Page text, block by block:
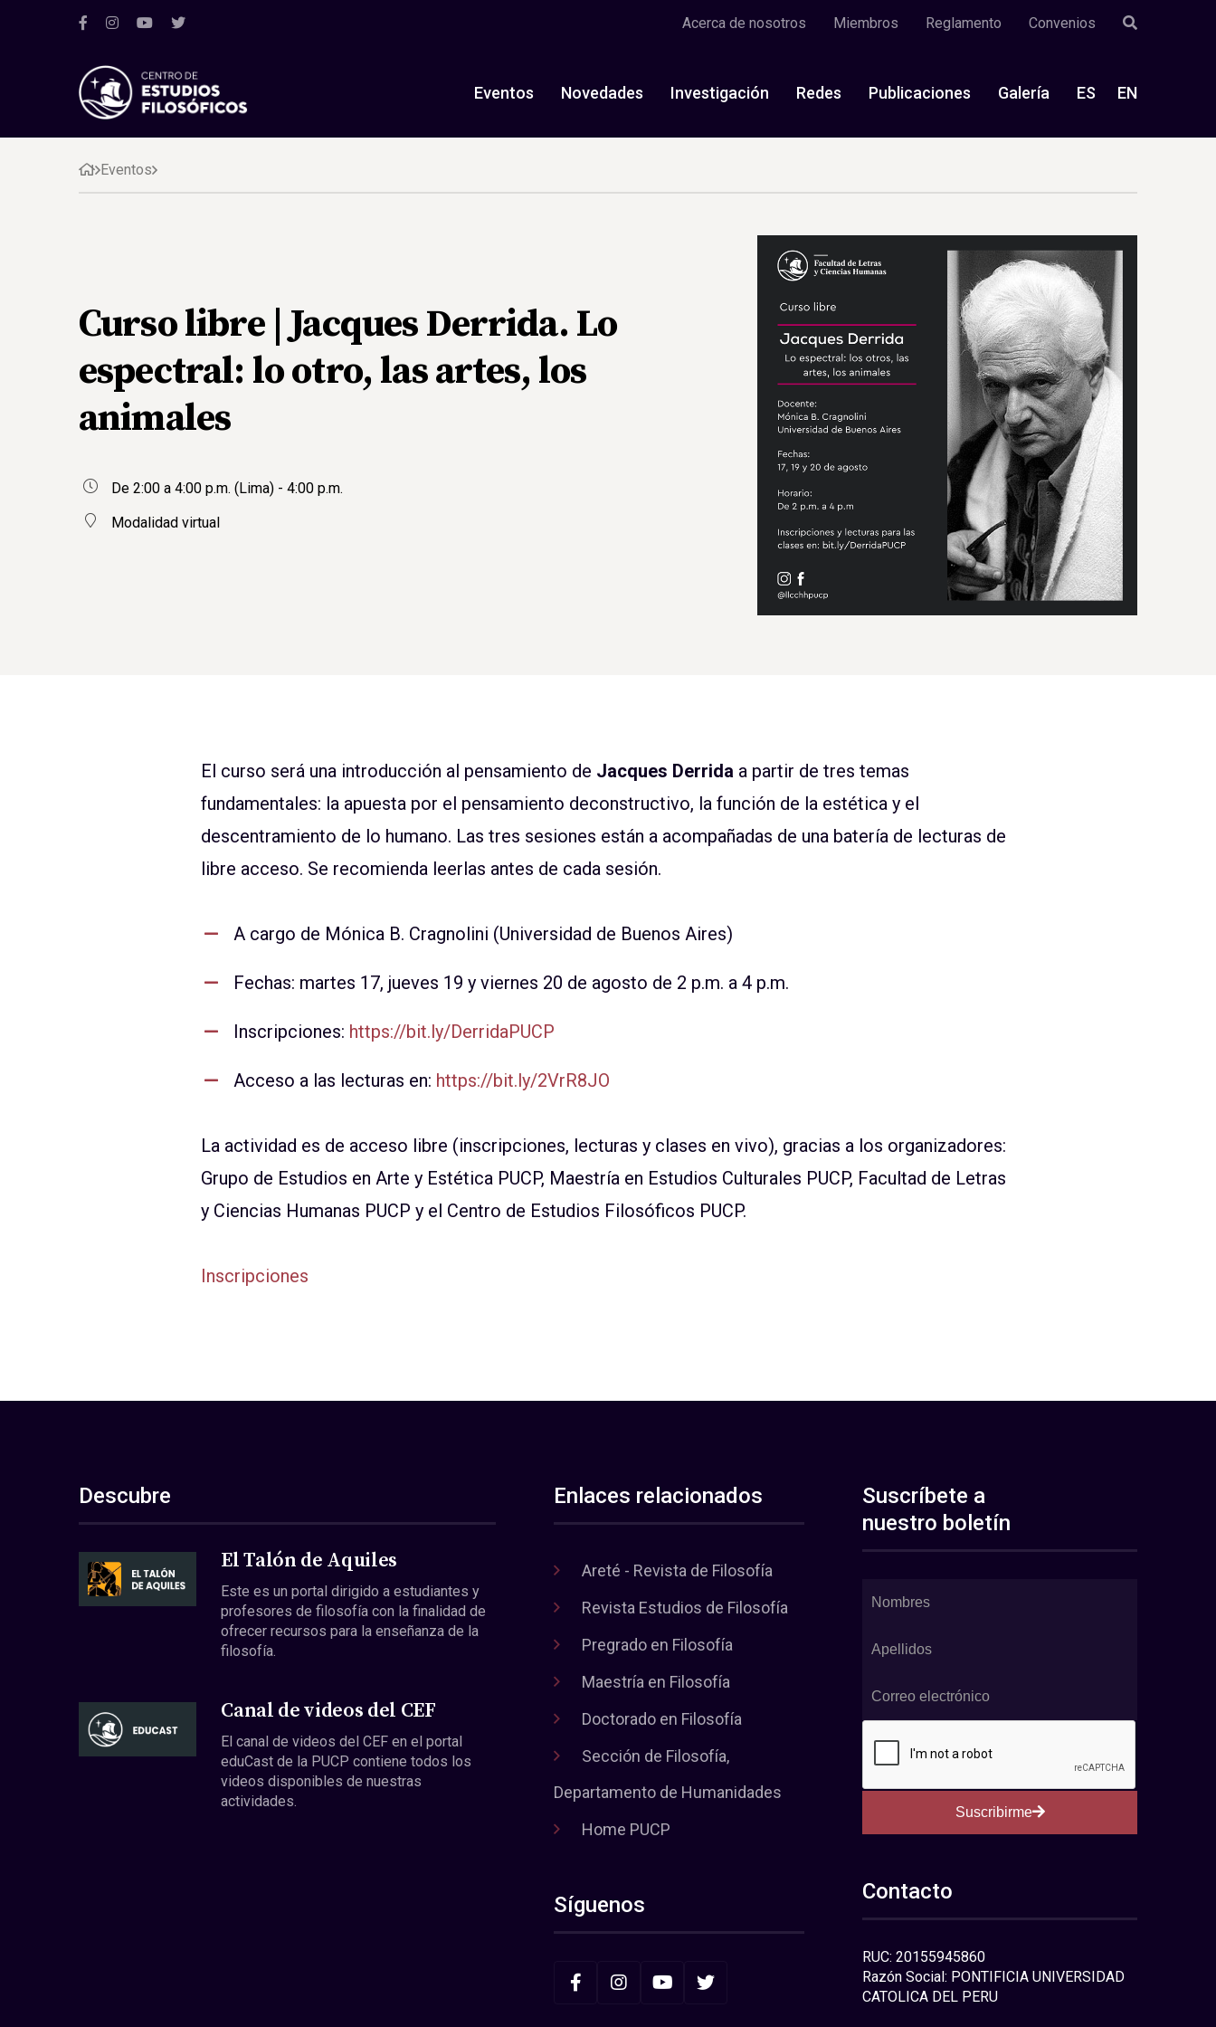
Acerca de nosotros Miembros Reglamento Convenios
Eventos Novedades Investigación Redes Publicaciones Galería ES EN
Eventos
Curso libre | Jacques Derrida. Lo
espectral: lo otro, las artes, los
animales
De 2:00 a 4:00 p.m. (Lima) - 4:00 p.m.
Modalidad virtual
El curso será una introducción al pensamiento de Jacques Derrida a partir de tres temas
fundamentales: la apuesta por el pensamiento deconstructivo, la función de la estética y el
descentramiento de lo humano. Las tres sesiones están a acompañadas de una batería de lecturas de
libre acceso. Se recomienda leerlas antes de cada sesión.
A cargo de Mónica B. Cragnolini (Universidad de Buenos Aires)
Fechas: martes 17, jueves 19 y viernes 20 de agosto de 2 p.m. a 4 p.m.
Inscripciones: https://bit.ly/DerridaPUCP
Acceso a las lecturas en: https://bit.ly/2VrR8JO
La actividad es de acceso libre (inscripciones, lecturas y clases en vivo), gracias a los organizadores:
Grupo de Estudios en Arte y Estética PUCP, Maestría en Estudios Culturales PUCP, Facultad de Letras
y Ciencias Humanas PUCP y el Centro de Estudios Filosóficos PUCP.
Inscripciones
Descubre
El Talón de Aquiles
Este es un portal dirigido a estudiantes y
profesores de filosofía con la finalidad de
ofrecer recursos para la enseñanza de la
filosofía.
Canal de videos del CEF
El canal de videos del CEF en el portal
eduCast de la PUCP contiene todos los
videos disponibles de nuestras
actividades.
Enlaces relacionados
Areté - Revista de Filosofía
Revista Estudios de Filosofía
Pregrado en Filosofía
Maestría en Filosofía
Doctorado en Filosofía
Sección de Filosofía,
Departamento de Humanidades
Home PUCP
Síguenos
Suscríbete a
nuestro boletín
Suscribirme
Contacto
RUC: 20155945860
Razón Social: PONTIFICIA UNIVERSIDAD
CATOLICA DEL PERU